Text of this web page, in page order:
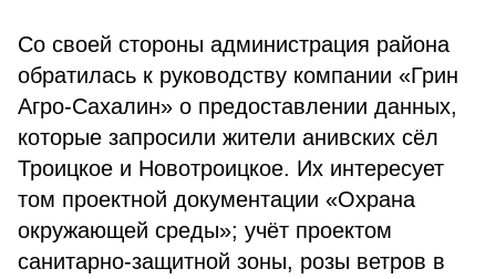
Со своей стороны администрация района
обратилась к руководству компании «Грин
Агро-Сахалин» о предоставлении данных,
которые запросили жители анивских сёл
Троицкое и Новотроицкое. Их интересует
том проектной документации «Охрана
окружающей среды»; учёт проектом
санитарно-защитной зоны, розы ветров в